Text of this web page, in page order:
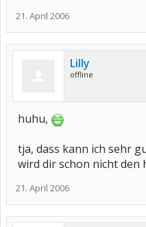
21. April 2006
Lilly
offline
huhu,
tja, dass kann ich sehr
wird dir schon nicht den
21. April 2006